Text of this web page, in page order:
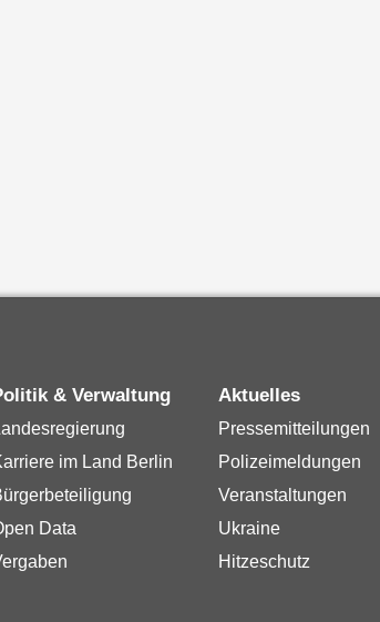
& Verwaltung
im Land Berlin
Data
Aktuelles
Pressemitteilungen
Polizeimeldungen
Veranstaltungen
Ukraine
Hitzeschutz